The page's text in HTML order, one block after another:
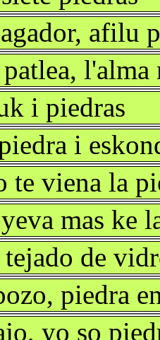
afilu
l'alma
i piedras
i
te viena la
mas ke
de
piedra
yo so